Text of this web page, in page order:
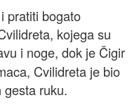
pratiti bogato
kojega su
i noge, dok je Čigir
Cvilidreta je bio
ruku.